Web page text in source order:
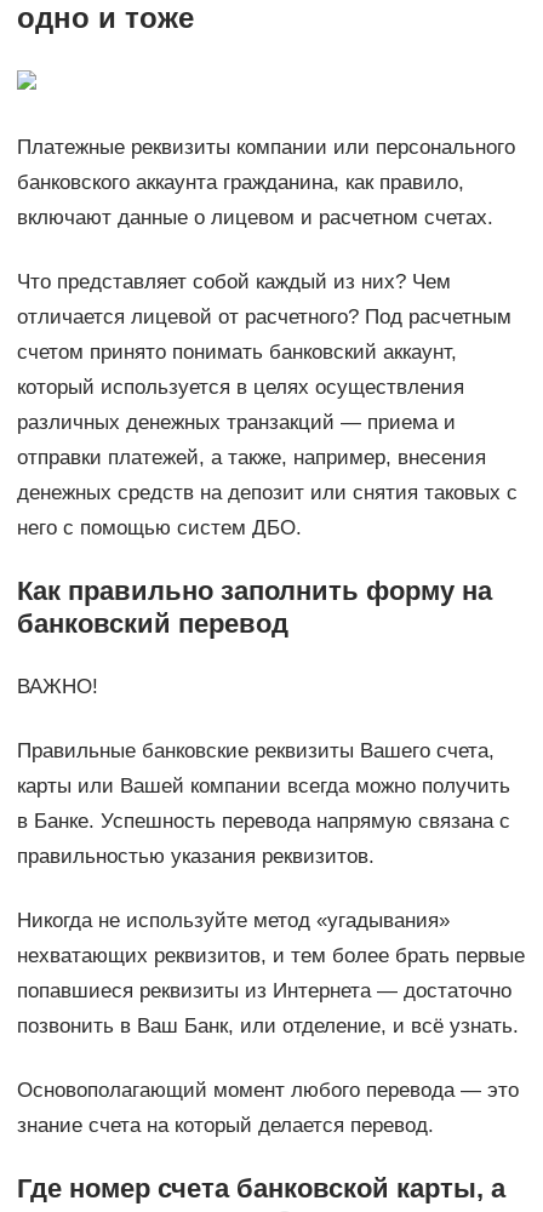
одно и тоже
Платежные реквизиты компании или персонального
банковского аккаунта гражданина, как правило,
включают данные о лицевом и расчетном счетах.
Что представляет собой каждый из них? Чем
отличается лицевой от расчетного? Под расчетным
счетом принято понимать банковский аккаунт,
который используется в целях осуществления
различных денежных транзакций — приема и
отправки платежей, а также, например, внесения
денежных средств на депозит или снятия таковых с
него с помощью систем ДБО.
Как правильно заполнить форму на
банковский перевод
ВАЖНО!
Правильные банковские реквизиты Вашего счета,
карты или Вашей компании всегда можно получить
в Банке. Успешность перевода напрямую связана с
правильностью указания реквизитов.
Никогда не используйте метод «угадывания»
нехватающих реквизитов, и тем более брать первые
попавшиеся реквизиты из Интернета — достаточно
позвонить в Ваш Банк, или отделение, и всё узнать.
Основополагающий момент любого перевода — это
знание счета на который делается перевод.
Где номер счета банковской карты, а